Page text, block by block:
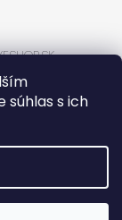
s ich
VYHRADENÉ.